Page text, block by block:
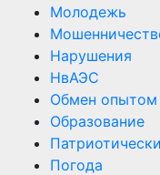
Молодежь
Нарушения
НвАЭС
Обмен опытом
Образование
Погода